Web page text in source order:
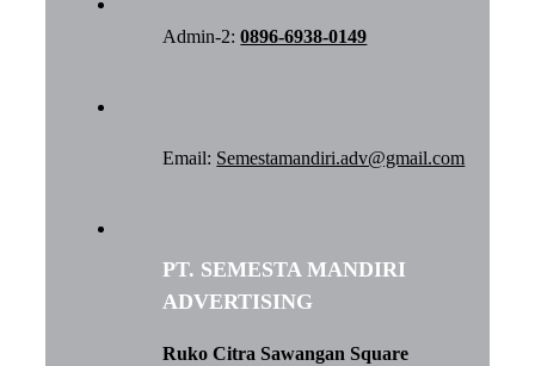
Admin-2:0896-6938-0149
Email: Semestamandiri.adv@gmail.com
PT. SEMESTA MANDIRI
ADVERTISING
Ruko Citra Sawangan Square